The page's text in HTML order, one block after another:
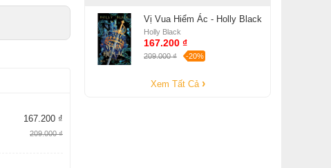
167.200 ₫
209.000 ₫
Vị Vua Hiểm Ác - Holly Black
Holly Black
167.200 ₫
209.000 ₫ -20%
Xem Tất Cả